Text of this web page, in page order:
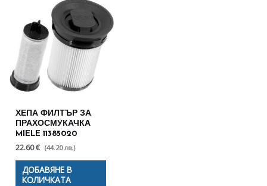
ХЕПА ФИЛТЪР ЗА
ПРАХОСМУКАЧКА
MIELE 11385020
22.60 € (44.20 лв.)
ДОБАВЯНЕ В
КОЛИЧКАТА